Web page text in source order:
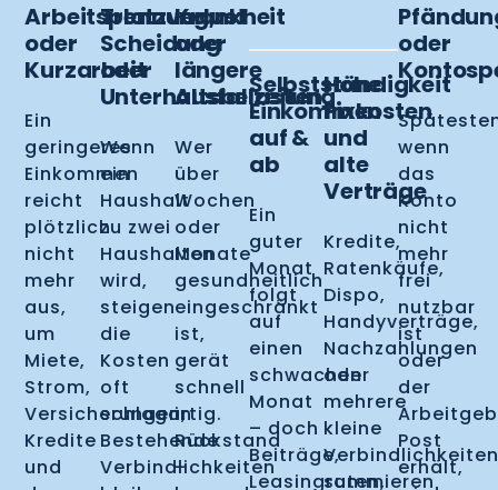
Arbeitsplatzverlust
oder
Kurzarbeit
Ein
geringeres
Einkommen
reicht
plötzlich
nicht
mehr
aus,
um
Miete,
Strom,
Versicherungen,
Kredite
und
Trennung,
Scheidung
oder
Unterhaltsbelastung
Wenn
ein
Haushalt
zu zwei
Haushalten
wird,
steigen
die
Kosten
oft
schlagartig.
Bestehende
Verbindlichkeiten
Krankheit
oder
längere
Ausfallzeiten
Wer
über
Wochen
oder
Monate
gesundheitlich
eingeschränkt
ist,
gerät
schnell
in
Rückstand
–
Selbstständigkeit
Einkommen
auf &
ab
Ein
guter
Monat
folgt
auf
einen
schwachen
Monat
– doch
Beiträge,
Leasingraten,
Hohe
Fixkosten
und
alte
Verträge
Kredite,
Ratenkäufe,
Dispo,
Handyverträge,
Nachzahlungen
oder
mehrere
kleine
summieren
oder
wenn
das
Konto
nicht
mehr
frei
nutzbar
ist
oder
der
Post
erhält,